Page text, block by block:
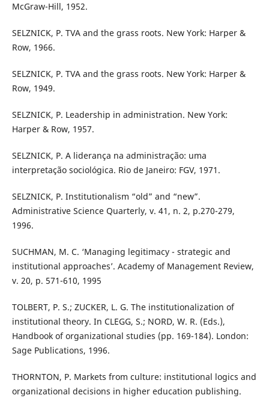
McGraw-Hill, 1952.
SELZNICK, P. TVA and the grass roots. New York: Harper &
Row, 1966.
SELZNICK, P. TVA and the grass roots. New York: Harper &
Row, 1949.
SELZNICK, P. Leadership in administration. New York:
Harper & Row, 1957.
SELZNICK, P. A liderança na administração: uma
interpretação sociológica. Rio de Janeiro: FGV, 1971.
SELZNICK, P. Institutionalism “old” and “new”.
Administrative Science Quarterly, v. 41, n. 2, p.270-279,
1996.
SUCHMAN, M. C. ‘Managing legitimacy - strategic and
institutional approaches’. Academy of Management Review,
v. 20, p. 571-610, 1995
TOLBERT, P. S.; ZUCKER, L. G. The institutionalization of
institutional theory. In CLEGG, S.; NORD, W. R. (Eds.),
Handbook of organizational studies (pp. 169-184). London:
Sage Publications, 1996.
THORNTON, P. Markets from culture: institutional logics and
organizational decisions in higher education publishing.